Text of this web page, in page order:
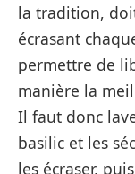
la tradition,
écrasant
permettre de
manière la
Il faut donc
basilic et les
les écraser,